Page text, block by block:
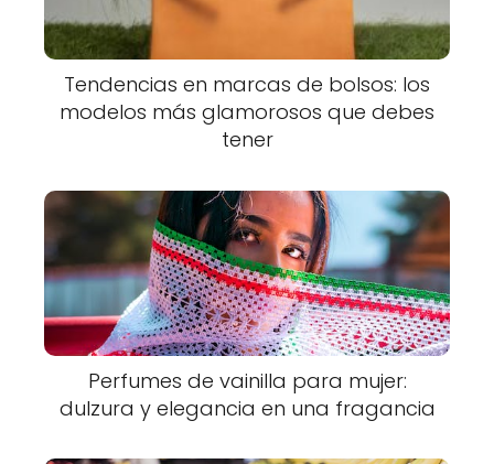
Tendencias en marcas de bolsos: los
modelos más glamorosos que debes
tener
Perfumes de vainilla para mujer:
dulzura y elegancia en una fragancia